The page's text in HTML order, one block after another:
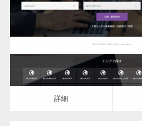
介護付き有料老人ホーム
詳細 検索サイト
詳細